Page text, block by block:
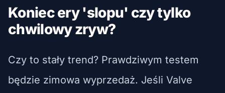
Koniec ery 'slopu' czy tylko
chwilowy zryw?
Czy to stały trend? Prawdziwym testem
będzie zimowa wyprzedaż. Jeśli Valve